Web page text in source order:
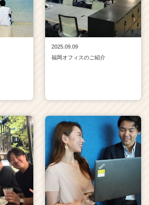
2025.09.09
福岡オフィスのご紹介